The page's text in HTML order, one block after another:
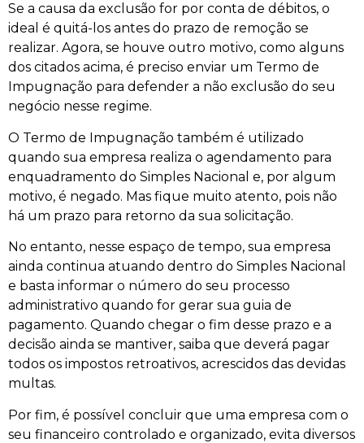
Se a causa da exclusão for por conta de débitos, o
ideal é quitá-los antes do prazo de remoção se
realizar. Agora, se houve outro motivo, como alguns
dos citados acima, é preciso enviar um Termo de
Impugnação para defender a não exclusão do seu
negócio nesse regime.
O Termo de Impugnação também é utilizado
quando sua empresa realiza o agendamento para
enquadramento do Simples Nacional e, por algum
motivo, é negado. Mas fique muito atento, pois não
há um prazo para retorno da sua solicitação.
No entanto, nesse espaço de tempo, sua empresa
ainda continua atuando dentro do Simples Nacional
e basta informar o número do seu processo
administrativo quando for gerar sua guia de
pagamento. Quando chegar o fim desse prazo e a
decisão ainda se mantiver, saiba que deverá pagar
todos os impostos retroativos, acrescidos das devidas
multas.
Por fim, é possível concluir que uma empresa com o
seu financeiro controlado e organizado, evita diversos